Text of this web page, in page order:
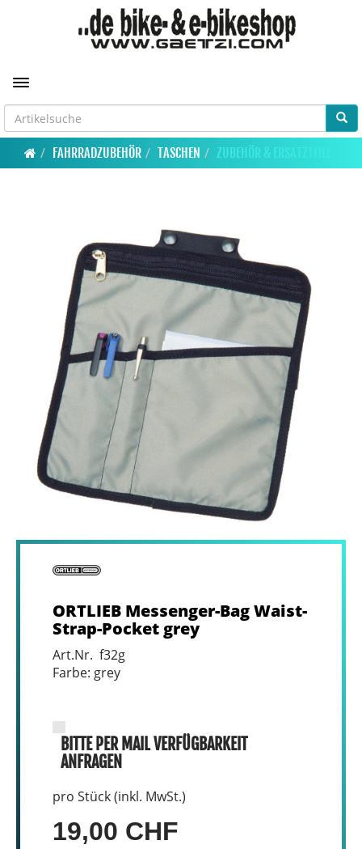
Toggle navigation
FAHRRADZUBEHÖR TASCHEN ZUBEHÖR & ERSATZTEILE
ORTLIEB Messenger-Bag Waist-
Strap-Pocket grey
Art.Nr. f32g
Farbe: grey
BITTE PER MAIL VERFÜGBARKEIT
ANFRAGEN
pro Stück (inkl. MwSt.)
19,00 CHF